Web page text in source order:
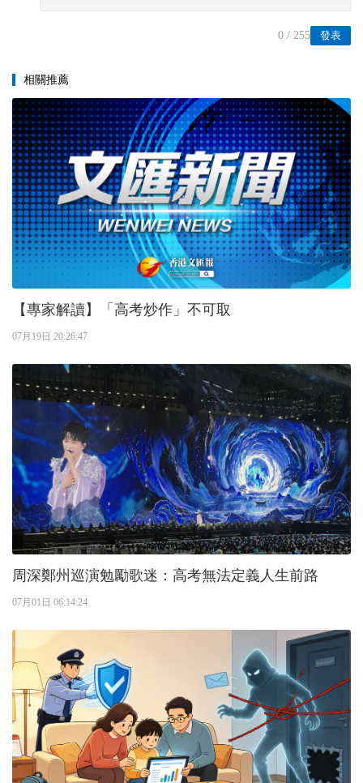
發表
0 / 255
相關推薦
【專家解讀】「高考炒作」不可取
07月19日 20:26:47
周深鄭州巡演勉勵歌迷：高考無法定義人生前路
07月01日 06:14:24